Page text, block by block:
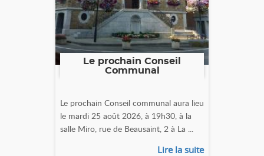
Le prochain Conseil
Communal
Le prochain Conseil communal aura lieu
le mardi 25 août 2026, à 19h30, à la
salle Miro, rue de Beausaint, 2 à La ...
Lire la suite